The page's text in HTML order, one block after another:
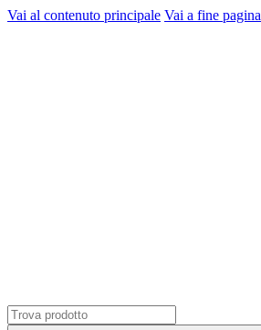
Vai al contenuto principale Vai a fine pagina